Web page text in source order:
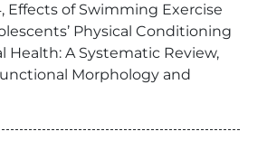
Effects of Swimming Exercise
Physical Conditioning
Health: A Systematic Review,
Morphology and